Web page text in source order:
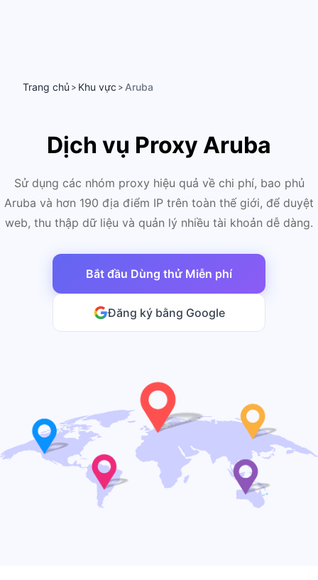
Trang chủ > Khu vực > Aruba
Dịch vụ Proxy Aruba
Sử dụng các nhóm proxy hiệu quả về chi phí, bao phủ
Aruba và hơn 190 địa điểm IP trên toàn thế giới, để duyệt
web, thu thập dữ liệu và quản lý nhiều tài khoản dễ dàng.
Bắt đầu Dùng thử Miễn phí
Đăng ký bằng Google